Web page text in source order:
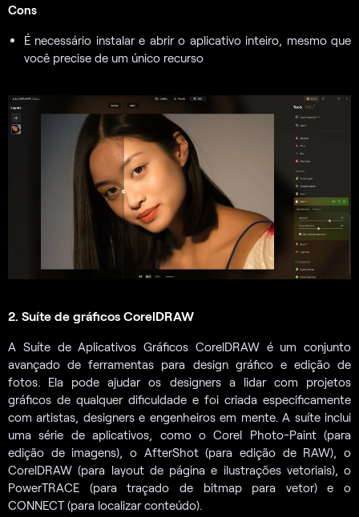
Cons
É necessário instalar e abrir o aplicativo inteiro, mesmo que
você precise de um único recurso
2. Suíte de gráficos CorelDRAW
A Suíte de Aplicativos Gráficos CorelDRAW é um conjunto
avançado de ferramentas para design gráfico e edição de
fotos. Ela pode ajudar os designers a lidar com projetos
gráficos de qualquer dificuldade e foi criada especificamente
com artistas, designers e engenheiros em mente. A suíte inclui
uma série de aplicativos, como o Corel Photo-Paint (para
edição de imagens), o AfterShot (para edição de RAW), o
CorelDRAW (para layout de página e ilustrações vetoriais), o
PowerTRACE (para traçado de bitmap para vetor) e o
CONNECT (para localizar conteúdo).